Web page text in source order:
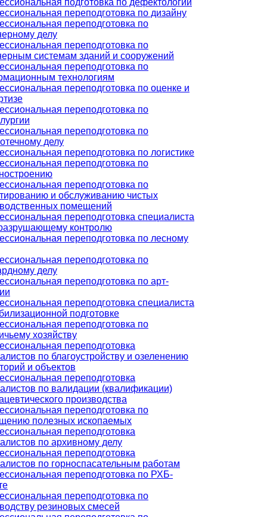
переподготовка по дизайну
переподготовка по
делу
переподготовка по
системам зданий и сооружений
переподготовка по
технологиям
переподготовка по оценке и
переподготовка по
переподготовка по
делу
переподготовка по логистике
переподготовка по
переподготовка по
и обслуживанию чистых
помещений
переподготовка специалиста
контролю
переподготовка по лесному
переподготовка по
делу
переподготовка по арт-
переподготовка специалиста
подготовке
переподготовка по
хозяйству
переподготовка
по благоустройству и озеленению
и объектов
переподготовка
по валидации (квалификации)
производства
переподготовка по
полезных ископаемых
переподготовка
по архивному делу
переподготовка
по горноспасательным работам
переподготовка по РХБ-
переподготовка по
резиновых смесей